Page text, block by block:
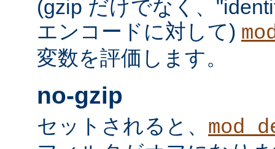
(gzip だけでなく、
エンコードに対して)
変数を評価します。
no-gzip
セットされると、